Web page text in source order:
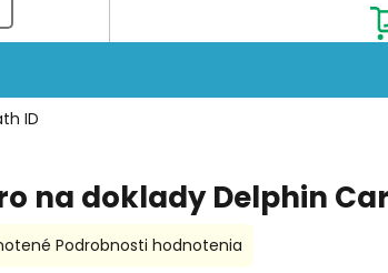
ID
na doklady Delphin
Podrobnosti hodnotenia